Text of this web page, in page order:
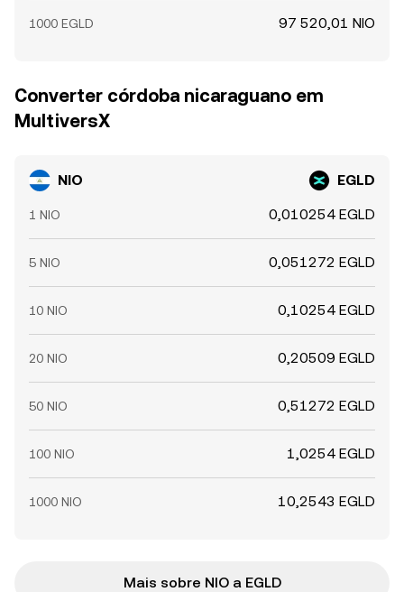
1000 EGLD 97 520,01 NIO
Converter córdoba nicaraguano em
MultiversX
NIO EGLD
1 NIO 0,010254 EGLD
5 NIO 0,051272 EGLD
10 NIO 0,10254 EGLD
20 NIO 0,20509 EGLD
50 NIO 0,51272 EGLD
100 NIO 1,0254 EGLD
1000 NIO 10,2543 EGLD
Mais sobre NIO a EGLD